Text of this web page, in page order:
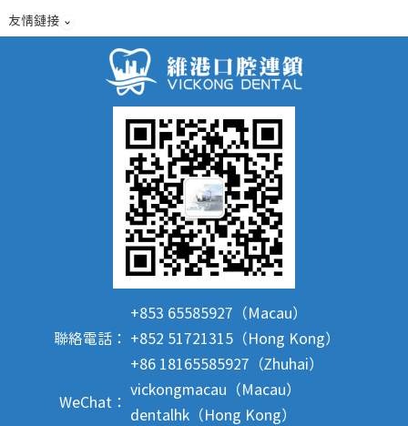
友情鏈接
聯絡電話：
+853 65585927（Macau）
+852 51721315（Hong Kong）
+86 18165585927（Zhuhai）
WeChat：
vickongmacau（Macau）
dentalhk（Hong Kong）